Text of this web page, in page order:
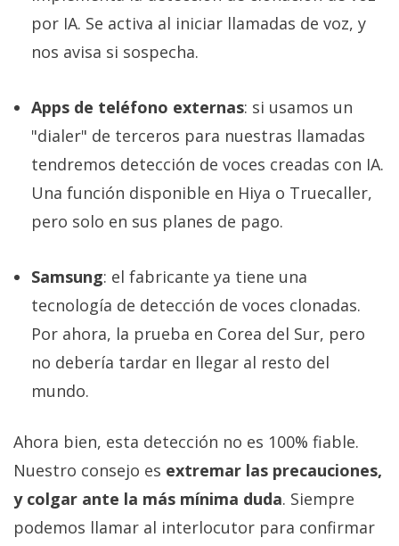
por IA. Se activa al iniciar llamadas de voz, y
nos avisa si sospecha.
Apps de teléfono externas: si usamos un
"dialer" de terceros para nuestras llamadas
tendremos detección de voces creadas con IA.
Una función disponible en Hiya o Truecaller,
pero solo en sus planes de pago.
Samsung: el fabricante ya tiene una
tecnología de detección de voces clonadas.
Por ahora, la prueba en Corea del Sur, pero
no debería tardar en llegar al resto del
mundo.
Ahora bien, esta detección no es 100% fiable.
Nuestro consejo es extremar las precauciones,
y colgar ante la más mínima duda. Siempre
podemos llamar al interlocutor para confirmar